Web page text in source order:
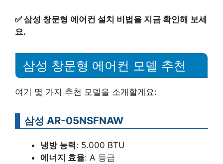
✅삼성 창문형 에어컨 설치 비법을 지금 확인해 보세
요.
삼성 창문형 에어컨 모델 추천
여기 몇 가지 추천 모델을 소개할게요:
삼성 AR-05NSFNAW
냉방 능력: 5.000 BTU
에너지 효율: A 등급